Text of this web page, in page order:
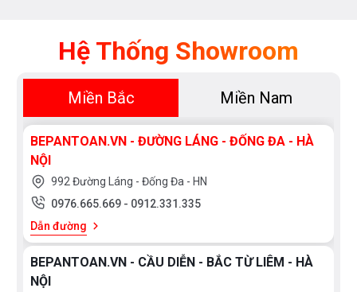
30 mm
Trang bị
Cảnh báo
Âm báo kết thúc, Thời gian còn lại, Kết
Không
Hệ Thống Showroom
Miền Bắc Miền Nam
BEPANTOAN.VN - ĐƯỜNG LÁNG - ĐỐNG ĐA - HÀ
NỘI
992 Đường Láng - Đống Đa - HN
0976.665.669 - 0912.331.335
Dẫn đường
BEPANTOAN.VN - CẦU DIỄN - BẮC TỪ LIÊM - HÀ
NỘI